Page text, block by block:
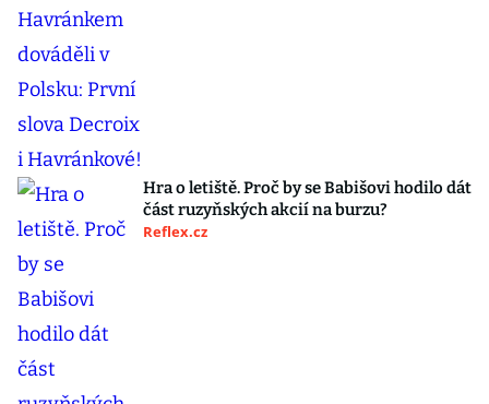
Hra o letiště. Proč by se Babišovi hodilo dát
část ruzyňských akcií na burzu?
Reflex.cz